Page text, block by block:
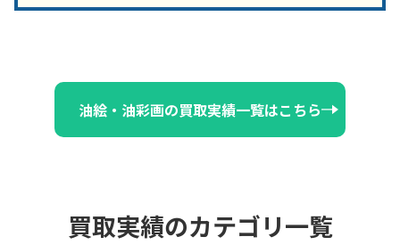
油絵・油彩画の買取実績一覧はこちら
買取実績のカテゴリ一覧